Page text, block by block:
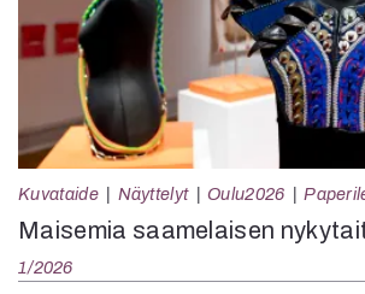
Kuvataide Näyttelyt Oulu2026
Maisemia saamelaisen
1/2026